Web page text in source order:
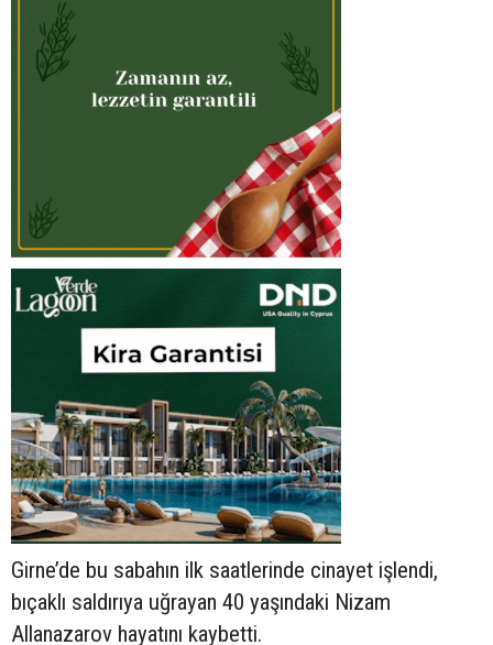
Girne’de bu sabahın ilk saatlerinde cinayet işlendi,
bıçaklı saldırıya uğrayan 40 yaşındaki Nizam
Allanazarov hayatını kaybetti.